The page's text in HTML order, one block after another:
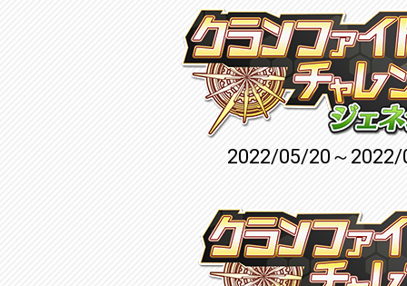
2022/05/20～